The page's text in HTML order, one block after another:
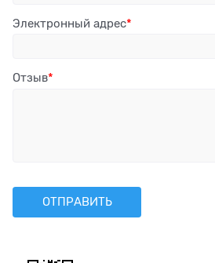
Электронный адрес
Отзыв